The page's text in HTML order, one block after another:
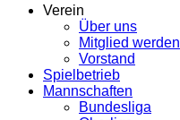
Verein
Über uns
Mitglied werden
Vorstand
Spielbetrieb
Mannschaften
Bundesliga